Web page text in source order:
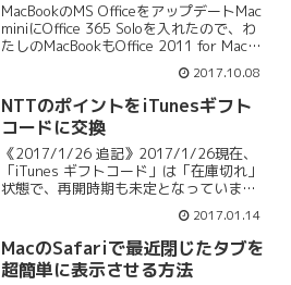
MacBookのMS OfficeをアップデートMac
miniにOffice 365 Soloを入れたので、わ
たしのMacBookもOffice 2011 for Macか
ら365 Soloにアップデートしました。サ
2017.10.08
NTTのポイントをiTunesギフト
コードに交換
《2017/1/26 追記》2017/1/26現在、
「iTunes ギフトコード」は「在庫切れ」
状態で、再開時期も未定となっていま
す。NTT西日本のフレッツ光では、
「CLUB NTT-West」の会員になるとポイ
ントが貯まります。そのポイン...
2017.01.14
MacのSafariで最近閉じたタブを
超簡単に表示させる方法